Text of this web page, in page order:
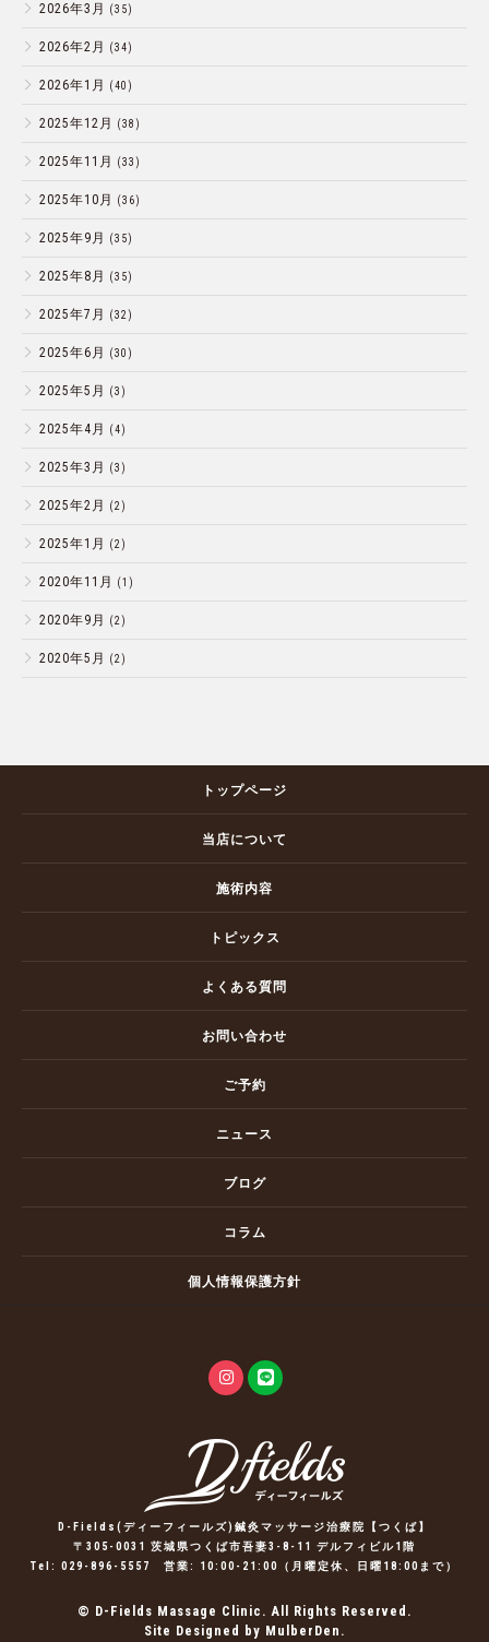
2026年3月 (35)
2026年2月 (34)
2026年1月 (40)
2025年12月 (38)
2025年11月 (33)
2025年10月 (36)
2025年9月 (35)
2025年8月 (35)
2025年7月 (32)
2025年6月 (30)
2025年5月 (3)
2025年4月 (4)
2025年3月 (3)
2025年2月 (2)
2025年1月 (2)
2020年11月 (1)
2020年9月 (2)
2020年5月 (2)
トップページ
当店について
施術内容
トピックス
よくある質問
お問い合わせ
ご予約
ニュース
ブログ
コラム
個人情報保護方針
D-Fields(ディーフィールズ)鍼灸マッサージ治療院【つくば】
〒305-0031 茨城県つくば市吾妻3-8-11 デルフィビル1階
Tel: 029-896-5557 営業: 10:00-21:00（月曜定休、日曜18:00まで）
© D-Fields Massage Clinic. All Rights Reserved.
Site Designed by MulberDen.